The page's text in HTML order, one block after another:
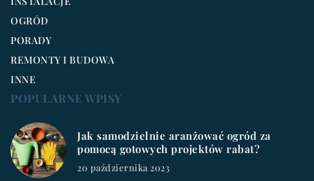
OGRÓD
PORADY
REMONTY I BUDOWA
INNE
POPULARNE WPISY
Jak samodzielnie aranżować ogród za
pomocą gotowych projektów rabat?
20 października 2023